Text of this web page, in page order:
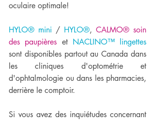
oculaire optimale!
HYLO® mini / HYLO®, CALMO® soin
des paupières et NACLINO™ lingettes
sont disponibles partout au Canada dans
les cliniques d'optométrie et
d'ophtalmologie ou dans les pharmacies,
derrière le comptoir.
Si vous avez des inquiétudes concernant